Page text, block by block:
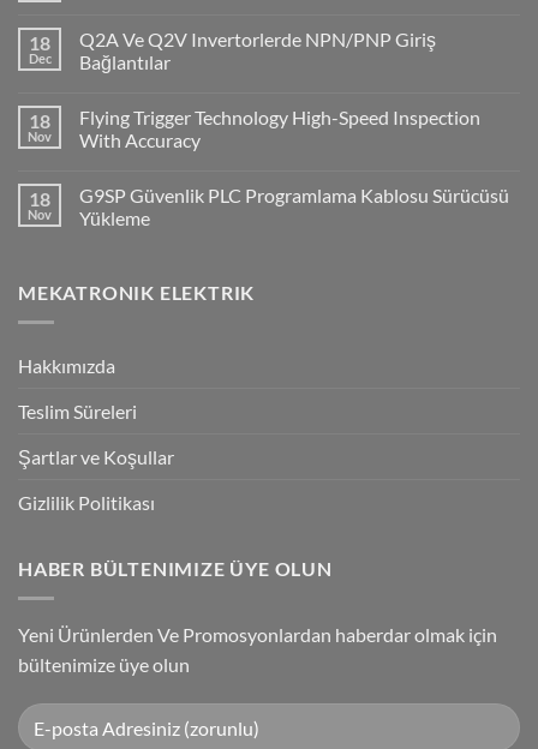
CP1H
PLC
ile
Haberleşmesi
18
Dec
Q2A Ve Q2V Invertorlerde NPN/PNP Giriş
Bağlantılar
on
Q2A
Ve
NPN/PNP
Giriş
Bağlantılar
18
Nov
Flying Trigger Technology High-Speed Inspection
With Accuracy
on
Flying
Trigger
Inspection
With
18
Nov
G9SP Güvenlik PLC Programlama Kablosu Sürücüsü
Yükleme
G9SP
Güvenlik
Sürücüsü
MEKATRONIK ELEKTRIK
Hakkımızda
Teslim Süreleri
Şartlar ve Koşullar
Gizlilik Politikası
HABER BÜLTENIMIZE ÜYE OLUN
Yeni Ürünlerden Ve Promosyonlardan haberdar olmak için
bültenimize üye olun